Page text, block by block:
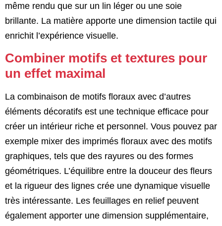
même rendu que sur un lin léger ou une soie
brillante. La matière apporte une dimension tactile qui
enrichit l’expérience visuelle.
Combiner motifs et textures pour
un effet maximal
La combinaison de motifs floraux avec d’autres
éléments décoratifs est une technique efficace pour
créer un intérieur riche et personnel. Vous pouvez par
exemple mixer des imprimés floraux avec des motifs
graphiques, tels que des rayures ou des formes
géométriques. L’équilibre entre la douceur des fleurs
et la rigueur des lignes crée une dynamique visuelle
très intéressante. Les feuillages en relief peuvent
également apporter une dimension supplémentaire,